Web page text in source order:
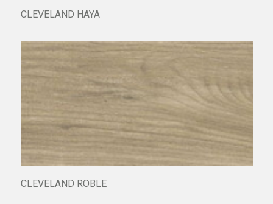
CLEVELAND HAYA
CLEVELAND ROBLE